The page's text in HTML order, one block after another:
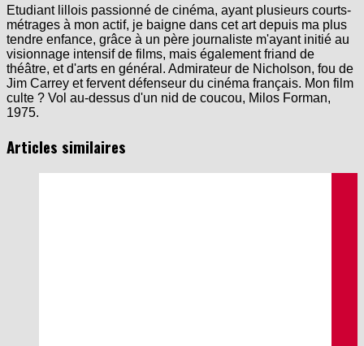
Etudiant lillois passionné de cinéma, ayant plusieurs courts-
métrages à mon actif, je baigne dans cet art depuis ma plus
tendre enfance, grâce à un père journaliste m'ayant initié au
visionnage intensif de films, mais également friand de
théâtre, et d'arts en général. Admirateur de Nicholson, fou de
Jim Carrey et fervent défenseur du cinéma français. Mon film
culte ? Vol au-dessus d'un nid de coucou, Milos Forman,
1975.
Articles similaires